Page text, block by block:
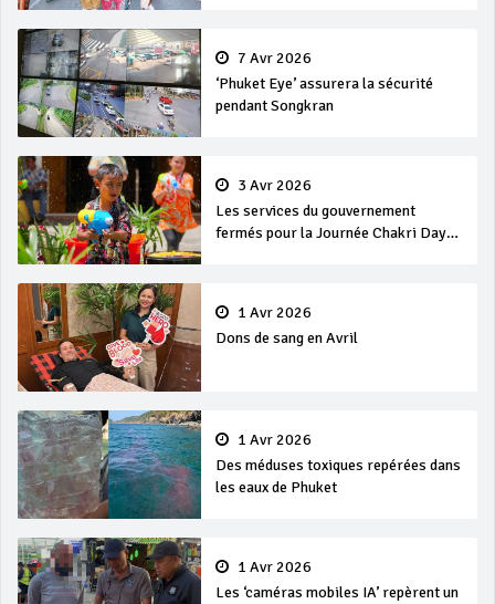
7 Avr 2026
‘Phuket Eye’ assurera la sécurité
pendant Songkran
3 Avr 2026
Les services du gouvernement
fermés pour la Journée Chakri Day
1 Avr 2026
Dons de sang en Avril
1 Avr 2026
Des méduses toxiques repérées dans
les eaux de Phuket
1 Avr 2026
Les ‘caméras mobiles IA’ repèrent un